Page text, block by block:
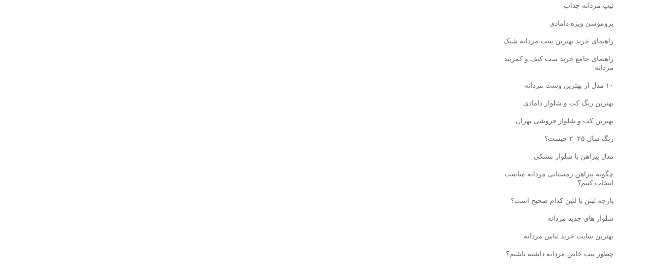
تیپ مردانه جذاب
پروموشن ویژه دامادی
راهنمای خرید بهترین ست مردانه شیک
راهنمای جامع خرید ست کیف و کمربند
مردانه
۱۰ مدل از بهترین وست مردانه
بهترین رنگ کت و شلوار دامادی
بهترین کت و شلوار فروشی تهران
رنگ سال ۲۰۲۵ چیست؟
مدل پیراهن با شلوار مشکی
چگونه پیراهن زمستانی مردانه مناسب
انتخاب کنیم؟
پارچه لینن یا لنین کدام صحیح است؟
شلوار های جدید مردانه
بهترین سایت خرید لباس مردانه
چطور تیپ خاص مردانه داشته باشیم؟